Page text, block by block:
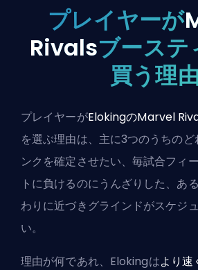
プレイヤーが
Rivalsブーステ
買う理由
プレイヤーがElokingのMarvel
を選ぶ理由は、主に3つのうちの
ンクを確定させたい、毎試合フィ
トに負けるのにうんざりした、あ
わりに近づきグラインドがスケジ
い。
理由が何であれ、Elokingはより速